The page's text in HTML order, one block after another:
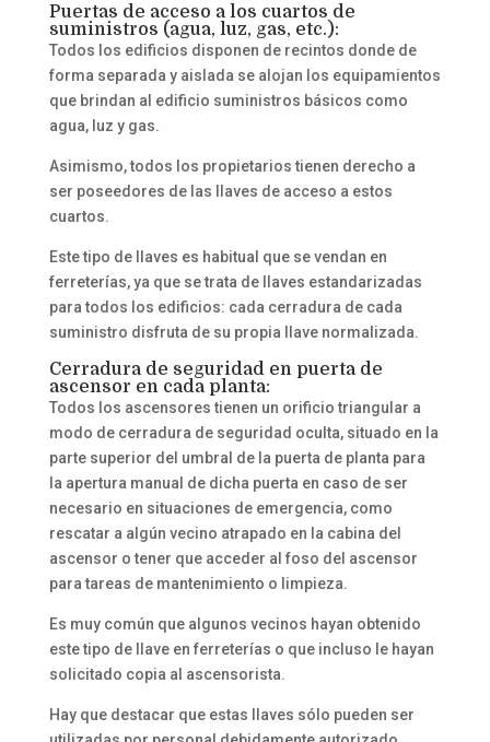
Puertas de acceso a los cuartos de
suministros (agua, luz, gas, etc.):
Todos los edificios disponen de recintos donde de
forma separada y aislada se alojan los equipamientos
que brindan al edificio suministros básicos como
agua, luz y gas.
Asimismo, todos los propietarios tienen derecho a
ser poseedores de las llaves de acceso a estos
cuartos.
Este tipo de llaves es habitual que se vendan en
ferreterías, ya que se trata de llaves estandarizadas
para todos los edificios: cada cerradura de cada
suministro disfruta de su propia llave normalizada.
Cerradura de seguridad en puerta de
ascensor en cada planta:
Todos los ascensores tienen un orificio triangular a
modo de cerradura de seguridad oculta, situado en la
parte superior del umbral de la puerta de planta para
la apertura manual de dicha puerta en caso de ser
necesario en situaciones de emergencia, como
rescatar a algún vecino atrapado en la cabina del
ascensor o tener que acceder al foso del ascensor
para tareas de mantenimiento o limpieza.
Es muy común que algunos vecinos hayan obtenido
este tipo de llave en ferreterías o que incluso le hayan
solicitado copia al ascensorista.
Hay que destacar que estas llaves sólo pueden ser